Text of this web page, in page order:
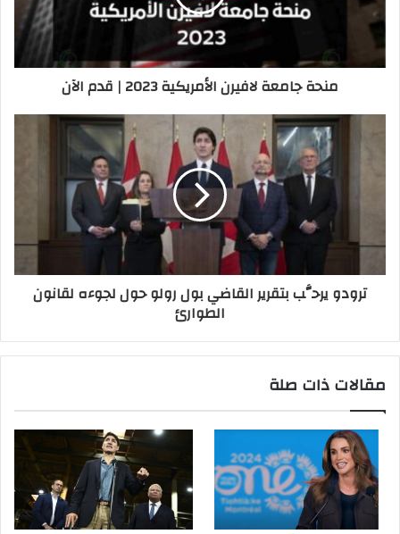
منحة جامعة لافيرن الأمريكية 2023 | قدم الآن
ترودو يرحَّب بتقرير القاضي بول رولو حول لجوءه لقانون
الطوارئ
مقالات ذات صلة